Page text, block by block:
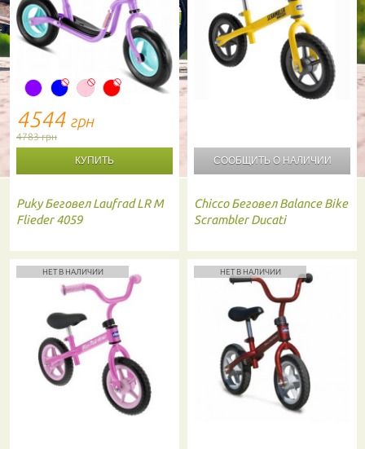
4544 грн
4783 грн
Puky Беговел Laufrad LR M
Flieder 4059
СООБЩИТЬ О НАЛИЧИИ
Chicco Беговел Balance Bike
Scrambler Ducati
НЕТ В НАЛИЧИИ НЕТ В НАЛИЧИИ